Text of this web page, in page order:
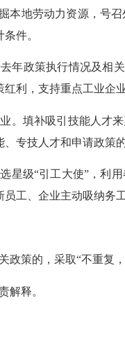
本地劳动力资源，号
件。
年政策执行情况及相
利，支持重点工业企
。填补吸引技能人才
专技人才和申请政策
星级“引工大使” ，利
工、企业主动吸纳务
政策的，采取“不重复
解释。